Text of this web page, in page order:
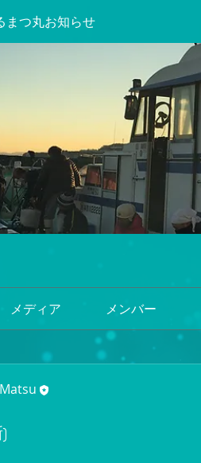
まつ丸お知らせ
メディア メンバー